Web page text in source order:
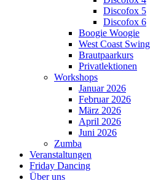
Discofox 5
Discofox 6
Boogie Woogie
West Coast Swing
Brautpaarkurs
Privatlektionen
Workshops
Januar 2026
Februar 2026
März 2026
April 2026
Juni 2026
Zumba
Veranstaltungen
Friday Dancing
Über uns